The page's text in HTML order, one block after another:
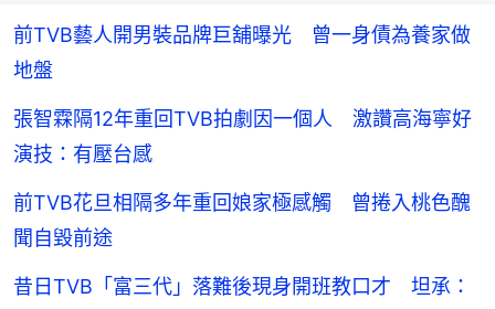
前TVB藝人開男裝品牌巨舖曝光 曾一身債為養家做
地盤
張智霖隔12年重回TVB拍劇因一個人 激讚高海寧好
演技：有壓台感
前TVB花旦相隔多年重回娘家極感觸 曾捲入桃色醜
聞自毀前途
昔日TVB「富三代」落難後現身開班教口才 坦承：